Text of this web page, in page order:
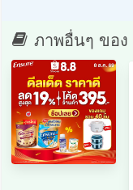
ภาพอื่นๆ ของ